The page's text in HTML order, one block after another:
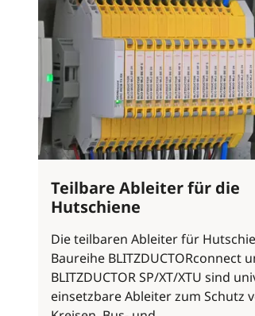
Teilbare Ableiter für die
Hutschiene
Die teilbaren Ableiter für
Baureihe BLITZDUCTORconnect
BLITZDUCTOR SP/XT/XTU sind
einsetzbare Ableiter zum Schutz